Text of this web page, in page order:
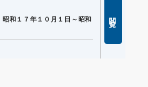
昭和１７年１０月１日～昭和